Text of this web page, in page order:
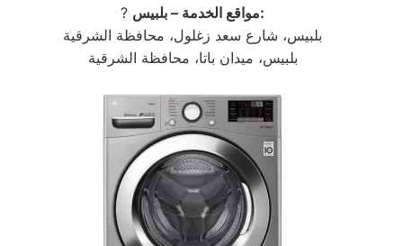
?
مواقع الخدمة – بلبيس:
بلبيس، شارع سعد زغلول، محافظة الشرقية
بلبيس، ميدان باتا، محافظة الشرقية